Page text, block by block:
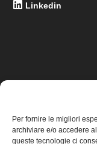
Per fornire le migliori
archiviare e/o accedere
queste tecnologie ci
Linkedin
Home